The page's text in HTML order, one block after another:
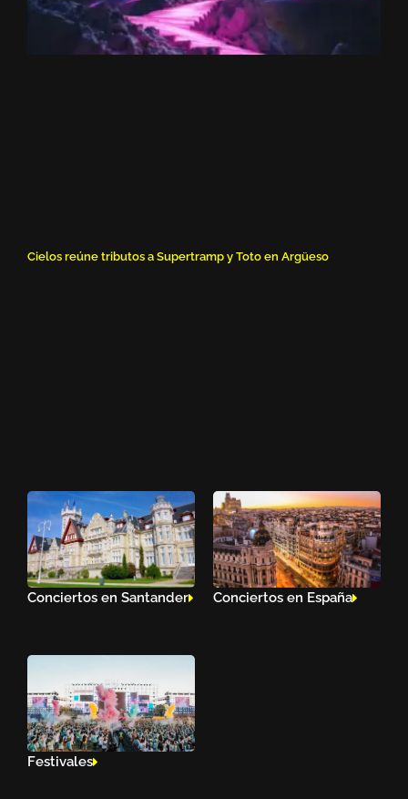
Cielos reúne tributos a Supertramp y Toto en Argüeso
Conciertos en Santander Conciertos en España
Festivales